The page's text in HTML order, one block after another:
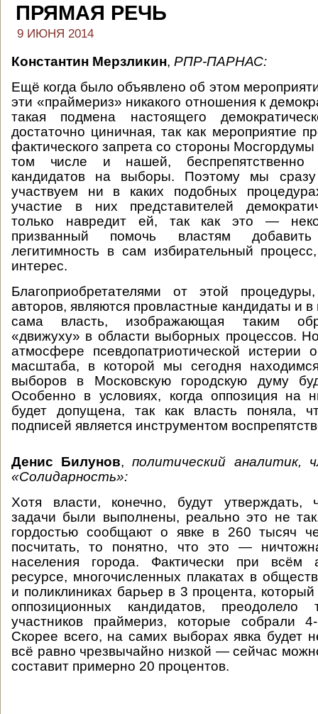
ПРЯМАЯ РЕЧЬ
9 ИЮНЯ 2014
Константин Мерзликин, РПР-ПАРНАС:
Ещё когда было объявлено об этом
эти «праймериз» никакого отношения к
такая подмена настоящего
достаточно циничная, так как мероприятие
фактического запрета со стороны
том числе и нашей, беспрепятственно
кандидатов на выборы. Поэтому мы
участвуем ни в каких подобных
участие в них представителей
только навредит ей, так как это —
призванный помочь властям
легитимность в сам избирательный
интерес.
Благоприобретателями от этой
авторов, являются провластные кандидаты и
сама власть, изображающая таким
«движуху» в области выборных процессов.
атмосфере псевдопатриотической истерии
масштаба, в которой мы сегодня
выборов в Московскую городскую думу
Особенно в условиях, когда оппозиция на
будет допущена, так как власть поняла,
подписей является инструментом
Денис Билунов,политический аналитик,
«Солидарность»:
Хотя власти, конечно, будут утверждать,
задачи были выполнены, реально это не
гордостью сообщают о явке в 260 тысяч
посчитать, то понятно, что это —
населения города. Фактически при всём
ресурсе, многочисленных плакатах в
и поликлиниках барьер в 3 процента, который
оппозиционных кандидатов, преодолело
участников праймериз, которые собрали
Скорее всего, на самих выборах явка будет
всё равно чрезвычайно низкой — сейчас
составит примерно 20 процентов.